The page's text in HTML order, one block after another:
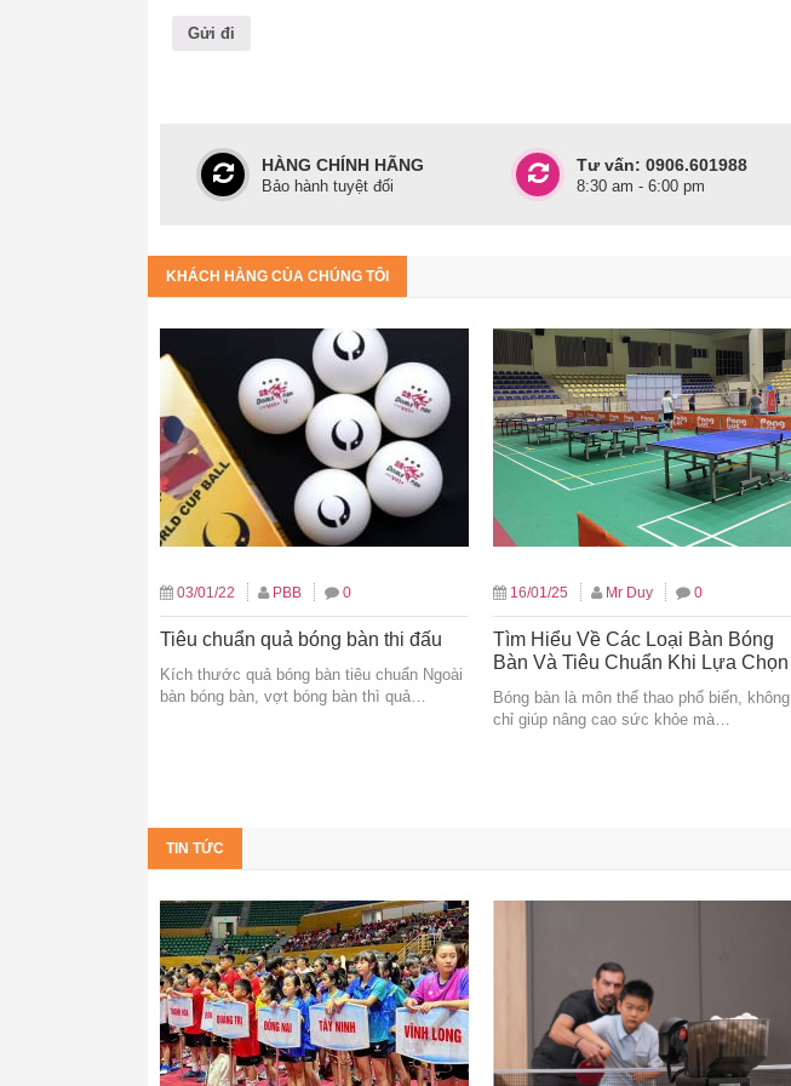
HÀNG CHÍNH HÃNG
Bảo hành tuyệt đối
Tư vấn: 0906.601988
8:30 am - 6:00 pm
KHÁCH HÀNG CỦA CHÚNG TÔI
03/01/22 PBB 0
Tiêu chuẩn quả bóng bàn thi đấu
Kích thước quả bóng bàn tiêu chuẩn Ngoài
bàn bóng bàn, vợt bóng bàn thì quả…
16/01/25 Mr Duy 0
Tìm Hiểu Về Các Loại Bàn Bóng
Bàn Và Tiêu Chuẩn Khi Lựa Chọn
Bóng bàn là môn thể thao phổ biến, không
chỉ giúp nâng cao sức khỏe mà…
TIN TỨC